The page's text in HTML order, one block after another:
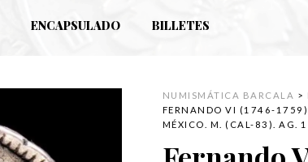
ENCAPSULADO BILLETES
NUMISMÁTICA BARCALA >
FERNANDO VI (1746-
MÉXICO. M. (CAL-83). AG.